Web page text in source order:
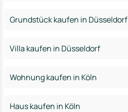
Grundstück kaufen in Düsseldorf
Villa kaufen in Düsseldorf
Wohnung kaufen in Köln
Haus kaufen in Köln